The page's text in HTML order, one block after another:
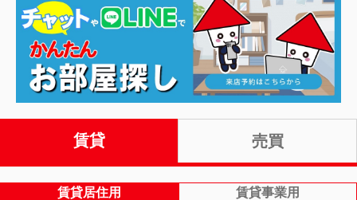
賃貸 売買
賃貸居住用 賃貸事業用